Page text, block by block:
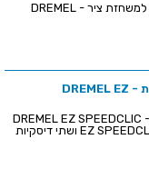
ערכת 100 אביזרים מודולריים למשחזת ציר - DREMEL
ערכה בסיסית לחיתוך מתכת - DREMEL EZ
ערכה בסיסית לחיתוך מתכת - DREMEL EZ SPEEDCLIC
SC406 ♦ מסופקת עם ציר EZ SPEEDCLIC ושתי דיסקיות